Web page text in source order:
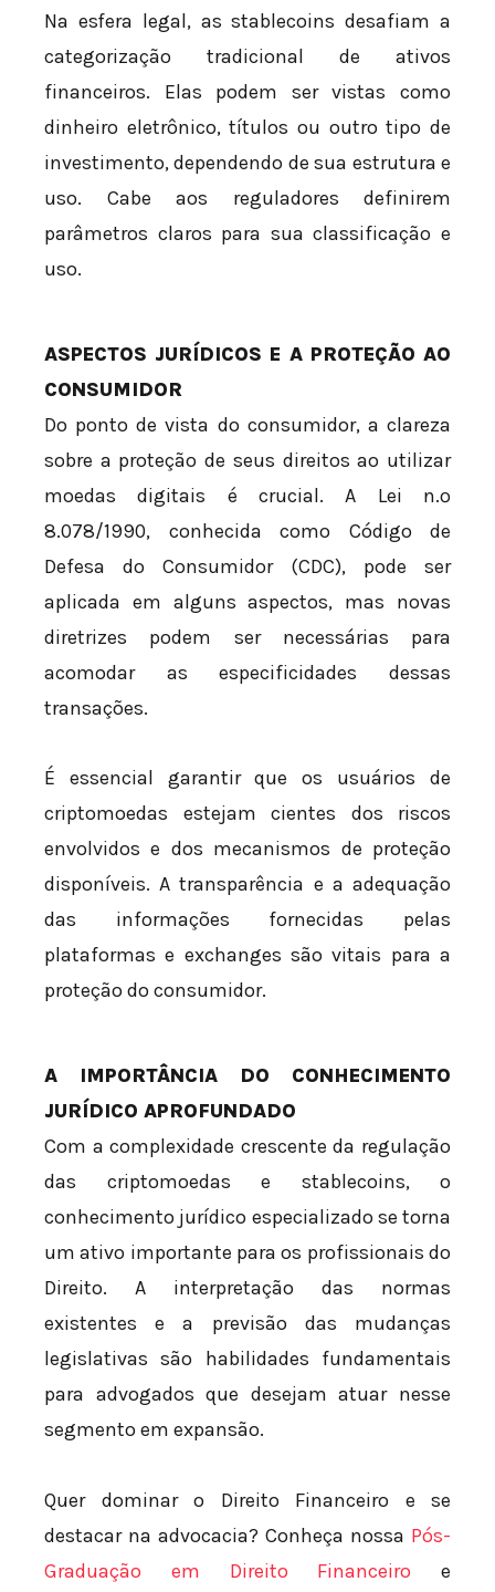
Na esfera legal, as stablecoins desafiam a
categorização tradicional de ativos
financeiros. Elas podem ser vistas como
dinheiro eletrônico, títulos ou outro tipo de
investimento, dependendo de sua estrutura e
uso. Cabe aos reguladores definirem
parâmetros claros para sua classificação e
uso.
ASPECTOS JURÍDICOS E A PROTEÇÃO AO
CONSUMIDOR
Do ponto de vista do consumidor, a clareza
sobre a proteção de seus direitos ao utilizar
moedas digitais é crucial. A Lei n.º
8.078/1990, conhecida como Código de
Defesa do Consumidor (CDC), pode ser
aplicada em alguns aspectos, mas novas
diretrizes podem ser necessárias para
acomodar as especificidades dessas
transações.
É essencial garantir que os usuários de
criptomoedas estejam cientes dos riscos
envolvidos e dos mecanismos de proteção
disponíveis. A transparência e a adequação
das informações fornecidas pelas
plataformas e exchanges são vitais para a
proteção do consumidor.
A IMPORTÂNCIA DO CONHECIMENTO
JURÍDICO APROFUNDADO
Com a complexidade crescente da regulação
das criptomoedas e stablecoins, o
conhecimento jurídico especializado se torna
um ativo importante para os profissionais do
Direito. A interpretação das normas
existentes e a previsão das mudanças
legislativas são habilidades fundamentais
para advogados que desejam atuar nesse
segmento em expansão.
Quer dominar o Direito Financeiro e se
destacar na advocacia? Conheça nossa Pós-
Graduação em Direito Financeiro e